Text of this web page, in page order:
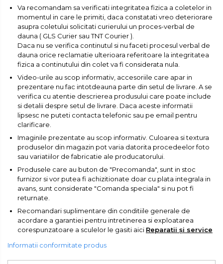
Va recomandam sa verificati integritatea fizica a coletelor in
momentul in care le primiti, daca constatati vreo deteriorare
asupra coletului solicitati curierului un proces-verbal de
dauna ( GLS Curier sau TNT Courier ).
Daca nu se verifica continutul si nu faceti procesul verbal de
dauna orice reclamatie ulterioara referitoare la integritatea
fizica a continutului din colet va fi considerata nula.
Video-urile au scop informativ, accesoriile care apar in
prezentare nu fac intotdeauna parte din setul de livrare. A se
verifica cu atentie descrierea produsului care poate include
si detalii despre setul de livrare. Daca aceste informatii
lipsesc ne puteti contacta telefonic sau pe email pentru
clarificare.
Imaginile prezentate au scop informativ. Culoarea si textura
produselor din magazin pot varia datorita procedeelor foto
sau variatiilor de fabricatie ale producatorului.
Produsele care au buton de "Precomanda", sunt in stoc
furnizor si vor putea fi achizitionate doar cu plata integrala in
avans, sunt considerate "Comanda speciala" si nu pot fi
returnate.
Recomandari suplimentare din conditiile generale de
acordare a garantiei pentru intretinerea si exploatarea
corespunzatoare a sculelor le gasiti aici Reparatii și service
Informatii conformitate produs